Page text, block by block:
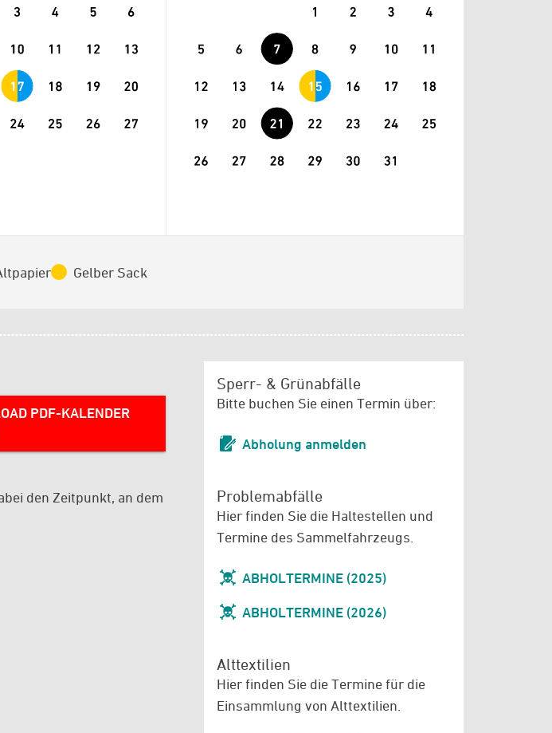
Gelber Sack
PDF-KALENDER
den Zeitpunkt, an dem
Sperr- & Grünabfälle
Bitte buchen Sie einen Termin über:
Abholung anmelden
Problemabfälle
Hier finden Sie die Haltestellen und
Termine des Sammelfahrzeugs.
ABHOLTERMINE (2025)
ABHOLTERMINE (2026)
Alttextilien
Hier finden Sie die Termine für die
Einsammlung von Alttextilien.